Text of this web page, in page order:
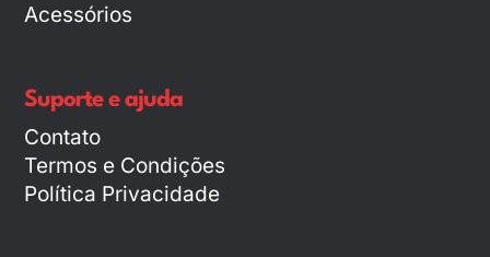
Acessórios
Suporte e ajuda
Contato
Termos e Condições
Política Privacidade